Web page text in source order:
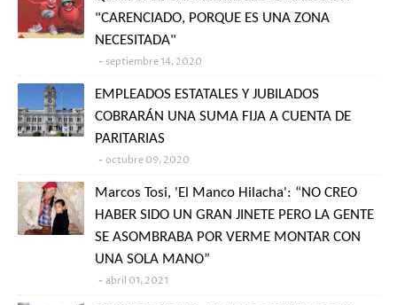
"CARENCIADO, PORQUE ES UNA ZONA
NECESITADA"
septiembre 14, 2020
EMPLEADOS ESTATALES Y JUBILADOS
COBRARÁN UNA SUMA FIJA A CUENTA DE
PARITARIAS
octubre 09, 2020
Marcos Tosi, 'El Manco Hilacha': “NO CREO
HABER SIDO UN GRAN JINETE PERO LA GENTE
SE ASOMBRABA POR VERME MONTAR CON
UNA SOLA MANO”
abril 01, 2021